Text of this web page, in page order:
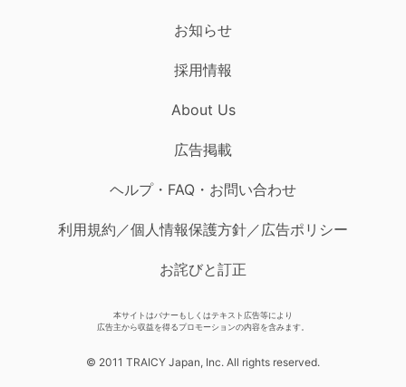
お知らせ
採用情報
About Us
広告掲載
ヘルプ・FAQ・お問い合わせ
利用規約／個人情報保護方針／広告ポリシー
お詫びと訂正
本サイトはバナーもしくはテキスト広告等により
広告主から収益を得るプロモーションの内容を含みます。
© 2011 TRAICY Japan, Inc. All rights reserved.